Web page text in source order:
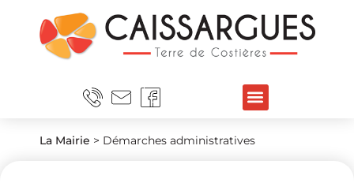
La Mairie > Démarches administratives